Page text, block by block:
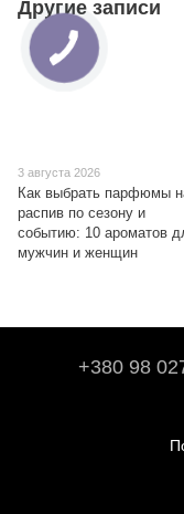
Другие записи
3 августа 2026
Как выбрать парфюмы
распив по сезону и
событию: 10 ароматов
мужчин и женщин
+380 98